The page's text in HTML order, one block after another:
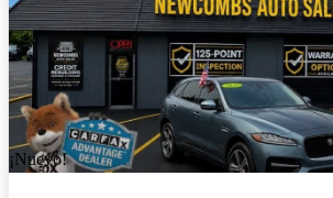
¡Nuevo!